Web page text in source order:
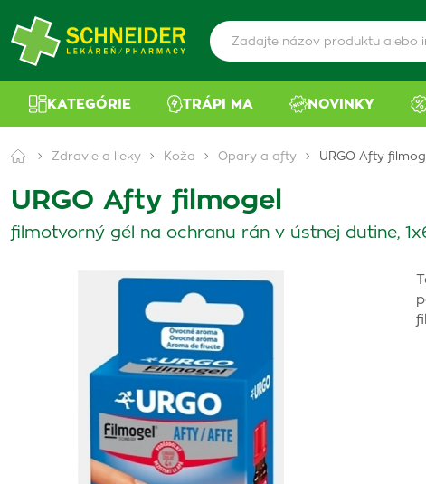
KATEGÓRIE TRÁPI MA NOVINKY
Zdravie a lieky Koža Opary a afty URGO Afty
URGO Afty filmogel
filmotvorný gél na ochranu rán v ústnej dutine,